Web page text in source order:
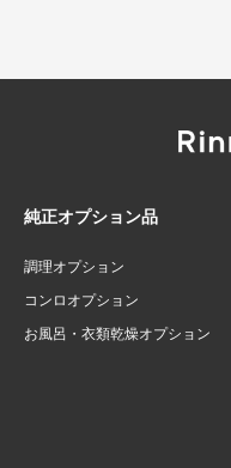
純正オプション品
調理オプション
コンロオプション
お風呂・衣類乾燥オプション